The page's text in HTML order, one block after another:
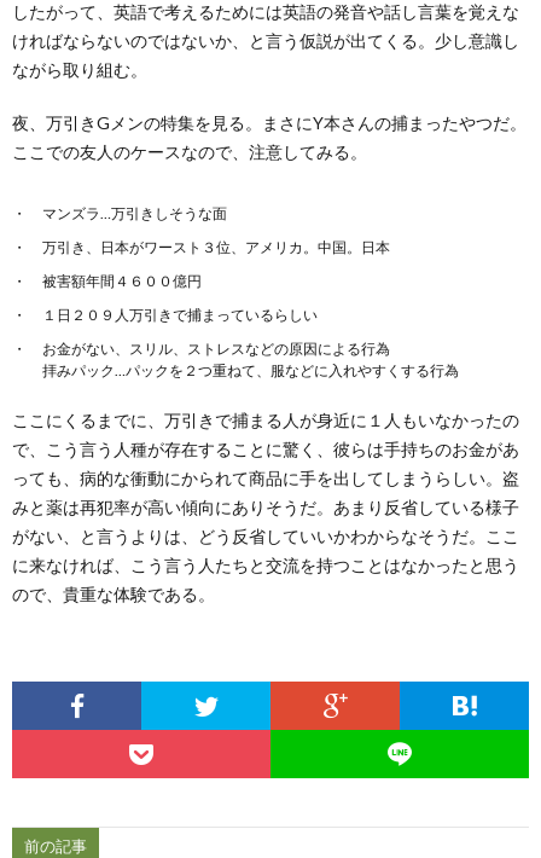
したがって、英語で考えるためには英語の発音や話し言葉を覚えな
ければならないのではないか、と言う仮説が出てくる。少し意識し
ながら取り組む。
夜、万引きGメンの特集を見る。まさにY本さんの捕まったやつだ。
ここでの友人のケースなので、注意してみる。
マンズラ…万引きしそうな面
万引き、日本がワースト３位、アメリカ。中国。日本
被害額年間４６００億円
１日２０９人万引きで捕まっているらしい
お金がない、スリル、ストレスなどの原因による行為
拝みパック…パックを２つ重ねて、服などに入れやすくする行為
ここにくるまでに、万引きで捕まる人が身近に１人もいなかったの
で、こう言う人種が存在することに驚く、彼らは手持ちのお金があ
っても、病的な衝動にかられて商品に手を出してしまうらしい。盗
みと薬は再犯率が高い傾向にありそうだ。あまり反省している様子
がない、と言うよりは、どう反省していいかわからなそうだ。ここ
に来なければ、こう言う人たちと交流を持つことはなかったと思う
ので、貴重な体験である。
前の記事